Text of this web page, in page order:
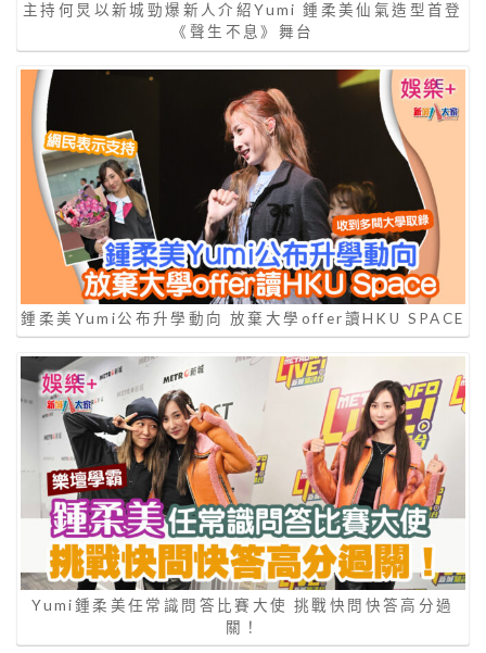
主持何炅以新城勁爆新人介紹Yumi 鍾柔美仙氣造型首登
《聲生不息》舞台
鍾柔美Yumi公布升學動向 放棄大學offer讀HKU SPACE
Yumi鍾柔美任常識問答比賽大使 挑戰快問快答高分過
關！